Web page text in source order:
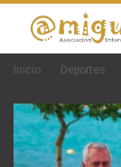
Inicio Deportes